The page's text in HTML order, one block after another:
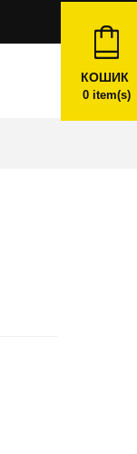
КОШИК
0item(s)